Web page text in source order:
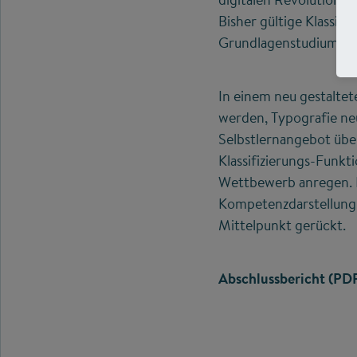
Bisher gültige
Grundlagenstudium
In einem neu
werden, Typografie
Selbstlernangebot
Klassifizierungs-
Wettbewerb anregen.
Mittelpunkt gerückt.
Abschlussbericht